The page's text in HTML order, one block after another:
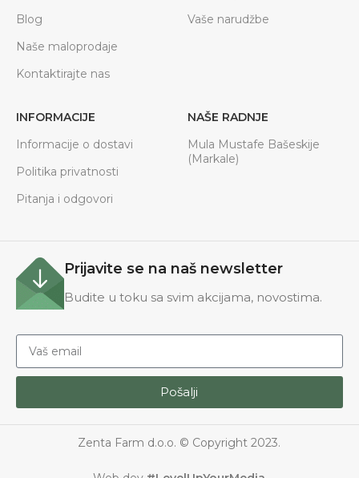
Blog
Naše maloprodaje
Kontaktirajte nas
Vaše narudžbe
INFORMACIJE
Informacije o dostavi
Politika privatnosti
Pitanja i odgovori
NAŠE RADNJE
Mula Mustafe Bašeskije
(Markale)
Prijavite se na naš newsletter
Budite u toku sa svim akcijama, novostima.
Pošalji
Zenta Farm d.o.o. © Copyright 2023.